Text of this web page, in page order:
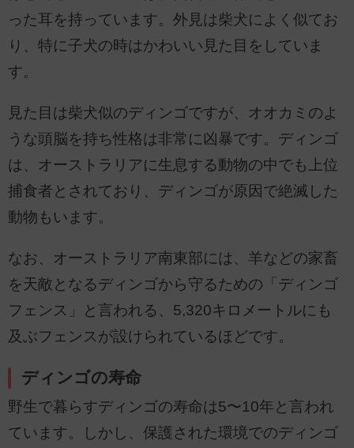
った耳を持っています。外見は柴犬によく似てお
り、特に子犬の時はかわいい見た目をしていま
す。
見た目は柴犬似のディンゴですが、オオカミのよ
うな頭脳を持ち性格は非常に凶暴です。ディンゴ
は、オーストラリアに生息する動物の中でも上位
捕食者とされており、ディンゴが原因で絶滅した
動物もいます。
なお、オーストラリア南東部には、羊などの家畜
を天敵となるディンゴから守るための「ディンゴ
フェンス」と言われる、5,320キロメートルにも
及ぶフェンスが設けられているほどです。
ディンゴの寿命
野生で暮らすディンゴの寿命は5〜10年と言われ
ています。しかし、保護された環境でのディンゴ